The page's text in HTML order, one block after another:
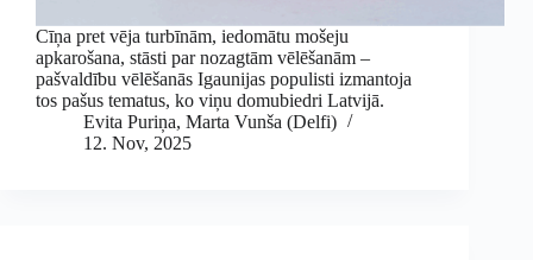
Cīņa pret vēja turbīnām, iedomātu mošeju
apkarošana, stāsti par nozagtām vēlēšanām –
pašvaldību vēlēšanās Igaunijas populisti izmantoja
tos pašus tematus, ko viņu domubiedri Latvijā.
Evita Puriņa, Marta Vunša (Delfi)
12. Nov, 2025